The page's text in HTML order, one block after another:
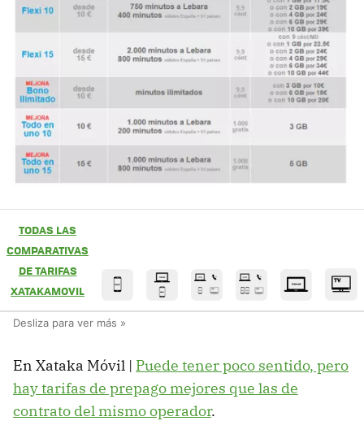
TODAS LAS
COMPARATIVAS
DE TARIFAS
XATAKAMOVIL
En Xataka Móvil | Puede tener poco sentido, pero
hay tarifas de prepago mejores que las de
contrato del mismo operador.